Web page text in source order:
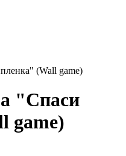
(Wall game)
"Спаси
game)